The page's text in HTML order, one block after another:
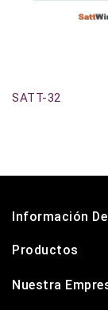
SATT-32
Información
Productos
Nuestra